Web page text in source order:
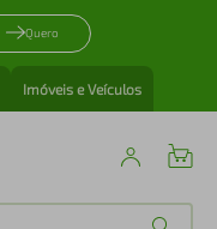
Quero
Imóveis e Veículos